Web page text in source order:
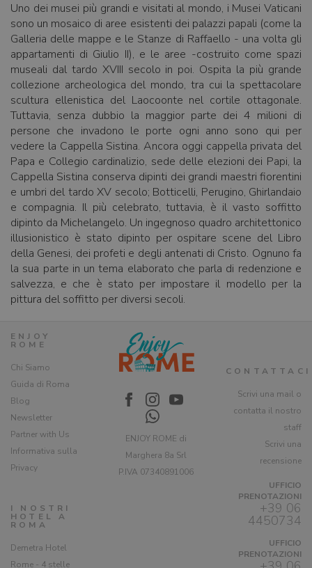
Uno dei musei più grandi e visitati al mondo, i Musei Vaticani
sono un mosaico di aree esistenti dei palazzi papali (come la
Galleria delle mappe e le Stanze di Raffaello - una volta gli
appartamenti di Giulio II), e le aree -costruito come spazi
museali dal tardo XVIII secolo in poi. Ospita la più grande
collezione archeologica del mondo, tra cui la spettacolare
scultura ellenistica del Laocoonte nel cortile ottagonale.
Tuttavia, senza dubbio la maggior parte dei 4 milioni di
persone che invadono le porte ogni anno sono qui per
vedere la Cappella Sistina. Ancora oggi cappella privata del
Papa e Collegio cardinalizio, sede delle elezioni dei Papi, la
Cappella Sistina conserva dipinti dei grandi maestri fiorentini
e umbri del tardo XV secolo; Botticelli, Perugino, Ghirlandaio
e compagnia. Il più celebrato, tuttavia, è il vasto soffitto
dipinto da Michelangelo. Un ingegnoso quadro architettonico
illusionistico è stato dipinto per ospitare scene del Libro
della Genesi, dei profeti e degli antenati di Cristo. Ognuno fa
la sua parte in un tema elaborato che parla di redenzione e
salvezza, e che è stato per impostare il modello per la
pittura del soffitto per diversi secoli.
ENJOY
ROME
Chi Siamo
Guida di Roma
Blog
Newsletter
Partner with Us
Informativa sulla
Privacy
I NOSTRI
HOTEL A
ROMA
Demetra Hotel
Rome - 4 stelle
ENJOY ROME di
Marghera 8a Srl
P.IVA 07340891006
CONTATTACI
Scrivi una mail o
contatta il nostro
staff
Scrivi una
recensione
UFFICIO
PRENOTAZIONI
+39 06
4450734
UFFICIO
PRENOTAZIONI